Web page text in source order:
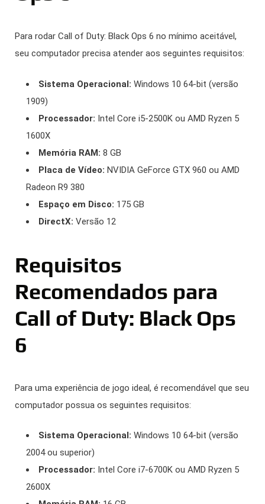
Para rodar Call of Duty: Black Ops 6 no mínimo aceitável,
seu computador precisa atender aos seguintes requisitos:
Sistema Operacional: Windows 10 64-bit (versão
1909)
Processador: Intel Core i5-2500K ou AMD Ryzen 5
1600X
Memória RAM: 8 GB
Placa de Vídeo: NVIDIA GeForce GTX 960 ou AMD
Radeon R9 380
Espaço em Disco: 175 GB
DirectX: Versão 12
Requisitos
Recomendados para
Call of Duty: Black Ops
6
Para uma experiência de jogo ideal, é recomendável que seu
computador possua os seguintes requisitos:
Sistema Operacional: Windows 10 64-bit (versão
2004 ou superior)
Processador: Intel Core i7-6700K ou AMD Ryzen 5
2600X